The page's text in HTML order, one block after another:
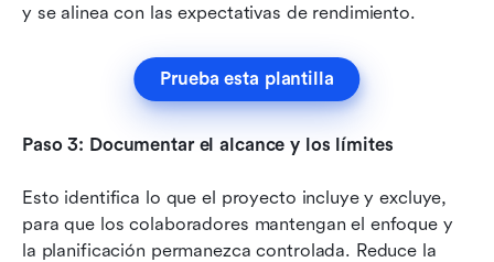
y se alinea con las expectativas de rendimiento.
Prueba esta plantilla
Paso 3: Documentar el alcance y los límites
Esto identifica lo que el proyecto incluye y excluye,
para que los colaboradores mantengan el enfoque y
la planificación permanezca controlada. Reduce la